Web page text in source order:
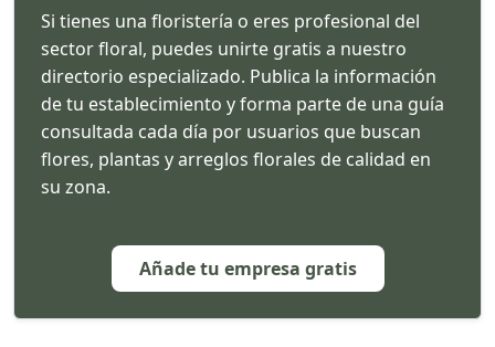
Si tienes una floristería o eres profesional del
sector floral, puedes unirte gratis a nuestro
directorio especializado. Publica la información
de tu establecimiento y forma parte de una guía
consultada cada día por usuarios que buscan
flores, plantas y arreglos florales de calidad en
su zona.
Añade tu empresa gratis